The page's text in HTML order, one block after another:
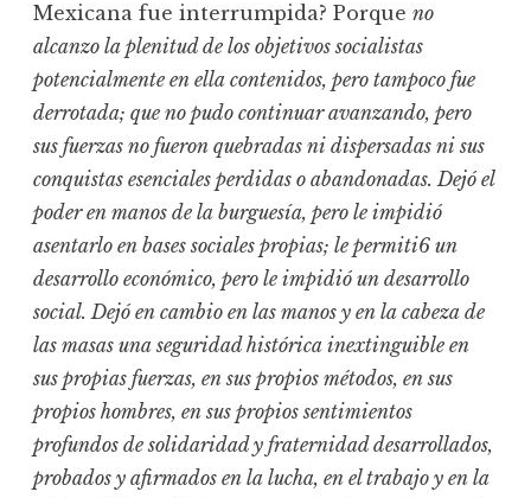
Mexicana fue interrumpida? Porque no
alcanzo la plenitud de los objetivos socialistas
potencialmente en ella contenidos, pero tampoco fue
derrotada; que no pudo continuar avanzando, pero
sus fuerzas no fueron quebradas ni dispersadas ni sus
conquistas esenciales perdidas o abandonadas. Dejó el
poder en manos de la burguesía, pero le impidió
asentarlo en bases sociales propias; le permiti6 un
desarrollo económico, pero le impidió un desarrollo
social. Dejó en cambio en las manos y en la cabeza de
las masas una seguridad histórica inextinguible en
sus propias fuerzas, en sus propios métodos, en sus
propios hombres, en sus propios sentimientos
profundos de solidaridad y fraternidad desarrollados,
probados y afirmados en la lucha, en el trabajo y en la